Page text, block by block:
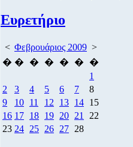
Ευρετήριο
< Φεβρουάριος 2009 >
� � � � � �
�
1
2
3 4 5 6 7
8
9
10 11 12 13 14 15
16 17 18 19 20 21
22
23 24 25 26 27 28